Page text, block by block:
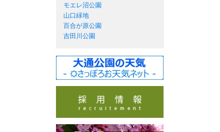
モエレ沼公園
山口緑地
百合が原公園
吉田川公園